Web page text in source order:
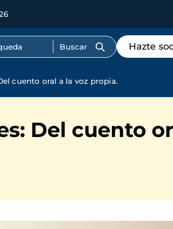
Menú
de
destacados
Hazte
cuento oral a la voz propia.
Del cuento